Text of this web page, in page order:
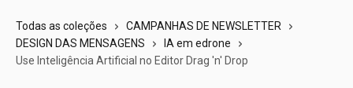
Todas as coleções
CAMPANHAS DE NEWSLETTER
DESIGN DAS MENSAGENS
IA em edrone
Use Inteligência Artificial no Editor Drag 'n' Drop